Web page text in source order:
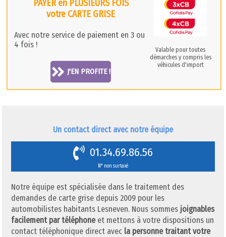
PAYER en PLUSIEURS FOIS
votre CARTE GRISE
Avec notre service de paiement en 3 ou
4 fois !
J'EN PROFITE !
Valable pour toutes
démarches y compris les
véhicules d'import
Un contact direct avec notre équipe
01.34.69.86.56
N° non surtaxé
Notre équipe est spécialisée dans le traitement des
demandes de carte grise depuis 2009 pour les
automobilistes habitants Lesneven. Nous sommes joignables
facilement par téléphone et mettons à votre dispositions un
contact téléphonique direct avec la personne traitant votre